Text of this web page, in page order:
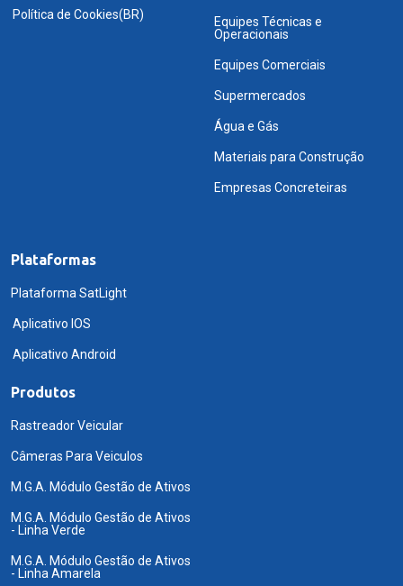
Política de Cookies(BR)
Equipes Técnicas e
Operacionais
Equipes Comerciais
Supermercados
Água e Gás
Materiais para Construção
Empresas Concreteiras
Plataformas
Plataforma SatLight
Aplicativo IOS
Aplicativo Android
Produtos
Rastreador Veicular
Câmeras Para Veiculos
M.G.A. Módulo Gestão de Ativos
M.G.A. Módulo Gestão de Ativos
- Linha Verde
M.G.A. Módulo Gestão de Ativos
- Linha Amarela